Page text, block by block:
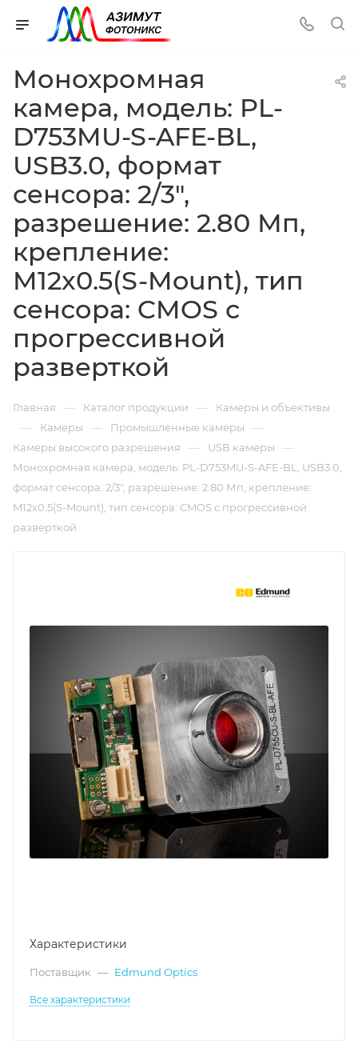
Монохромная
камера, модель: PL-
D753MU-S-AFE-BL,
USB3.0, формат
сенсора: 2/3",
разрешение: 2.80 Мп,
крепление:
M12x0.5(S-Mount), тип
сенсора: CMOS с
прогрессивной
разверткой
Главная — Каталог продукции — Камеры и объективы
— Камеры — Промышленные камеры —
Камеры высокого разрешения — USB камеры —
Монохромная камера, модель: PL-D753MU-S-AFE-BL, USB3.0,
формат сенсора: 2/3", разрешение: 2.80 Мп, крепление:
M12x0.5(S-Mount), тип сенсора: CMOS с прогрессивной
разверткой
Характеристики
Поставщик — Edmund Optics
Все характеристики